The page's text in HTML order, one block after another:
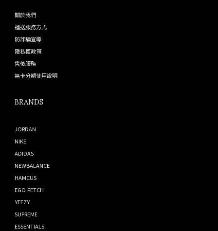
關於我們
運送服務方式
防詐騙宣導
隱私權政策
售後服務
無卡分期使用說明
BRANDS
JORDAN
NIKE
ADIDAS
NEWBALANCE
HAMCUS
EGO FETCH
YEEZY
SUPREME
ESSENTIALS